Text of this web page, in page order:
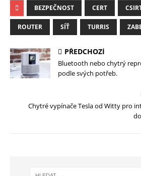
BEZPEČNOST CERT
ROUTER SÍŤ TURRIS
PŘEDCHOZÍ
Bluetooth nebo chytrý
podle svých potřeb.
Chytré vypínače Tesla od Witty pro